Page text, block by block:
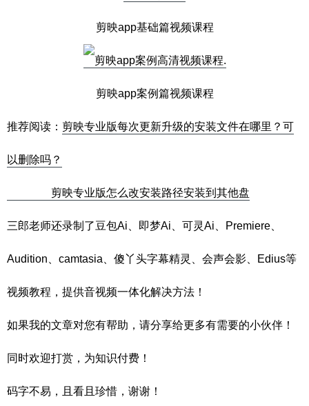
剪映app基础篇视频课程
剪映app案例篇视频课程
推荐阅读： 剪映专业版每次更新升级的安装文件在哪里？可
以删除吗？
剪映专业版怎么改安装路径安装到其他盘
三郎老师还录制了豆包Ai、即梦Ai、可灵Ai、Premiere、
Audition、camtasia、傻丫头字幕精灵、会声会影、Edius等
视频教程，提供音视频一体化解决方法！
如果我的文章对您有帮助，请分享给更多有需要的小伙伴！
同时欢迎打赏，为知识付费！
码字不易，且看且珍惜，谢谢！